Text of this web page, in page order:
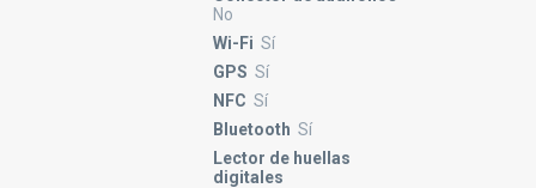
No
Wi-Fi Sí
GPS Sí
NFC Sí
Bluetooth Sí
Lector de huellas
digitales